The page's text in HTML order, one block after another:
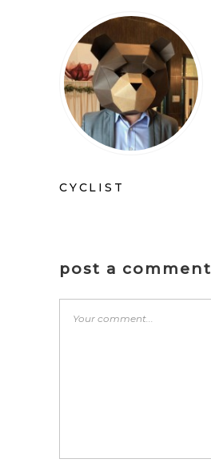
CYCLIST
post a comment